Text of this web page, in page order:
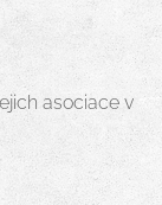
asociace v